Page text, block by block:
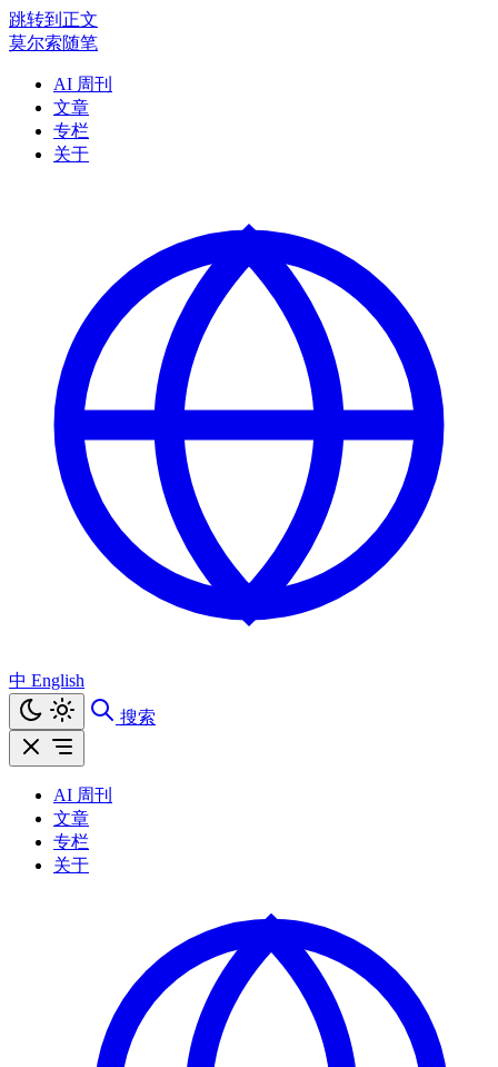
跳转到正文
莫尔索随笔
AI 周刊
文章
专栏
关于
中 English
搜索
AI 周刊
文章
专栏
关于